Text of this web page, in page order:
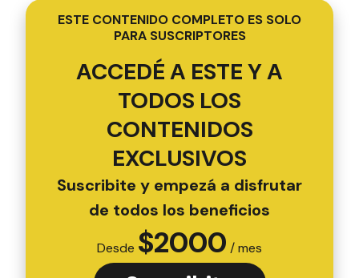
ESTE CONTENIDO COMPLETO ES SOLO
PARA SUSCRIPTORES
ACCEDÉ A ESTE Y A
TODOS LOS
CONTENIDOS
EXCLUSIVOS
Suscribite y empezá a disfrutar
de todos los beneficios
Desde $2000 / mes